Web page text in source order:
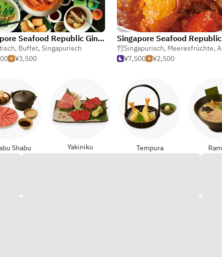
Singapore Seafood Republic Ginza
, Buffet, Singapurisch
¥3,500
Singapurisch, Meeresfrüchte,
¥7,500
¥2,500
Shabu Yakiniku Tempura